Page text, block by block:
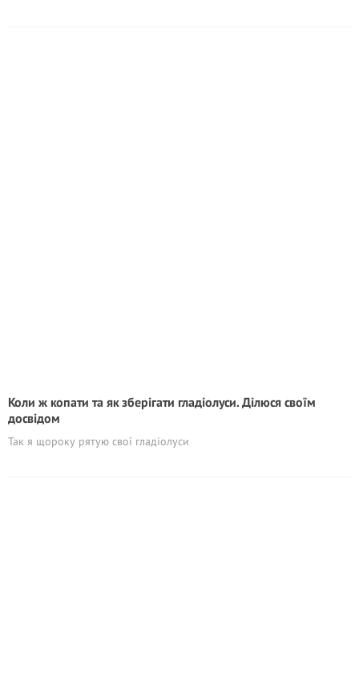
Коли ж копати та як зберігати гладіолуси. Ділюся своїм
досвідом
Так я щороку рятую свої гладіолуси